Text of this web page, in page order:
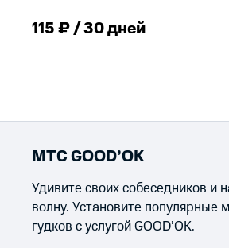
115 ₽ / 30 дней
МТС GOOD’OK
Удивите своих собеседников и
волну. Установите популярные
гудков с услугой GOOD’OK.